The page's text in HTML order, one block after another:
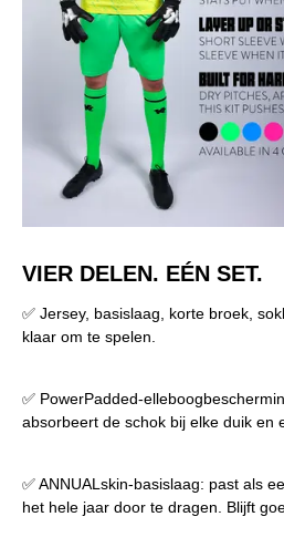
VIER DELEN. EÉN SET.
✅ Jersey, basislaag, korte broek,
klaar om te spelen.
✅ PowerPadded-
absorbeert de schok bij elke duik en
✅ ANNUALskin-basislaag: past als
het hele jaar door te dragen. Blijft